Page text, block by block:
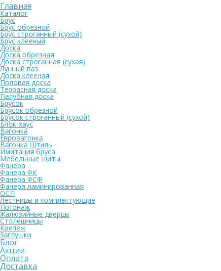
Главная
Каталог
Брус
Брус обрезной
Брус строганный (сухой)
Брус клееный
Доска
Доска обрезная
Доска строганная (сухая)
Лунный паз
Доска клееная
Половая доска
Террасная доска
Палубная доска
Брусок
Брусок обрезной
Брусок строганный (сухой)
Блок-хаус
Вагонка
Евровагонка
Вагонка Штиль
Имитация бруса
Мебельные щиты
Фанера
Фанера ФК
Фанера ФСФ
Фанера ламинированная
ОСП
Лестницы и комплектующие
Погонаж
Жалюзийные дверцы
Столешницы
Крепеж
Заглушки
Блог
Акции
Оплата
Доставка